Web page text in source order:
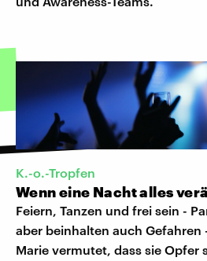
K.-o.-Tropfen
Wenn eine Nacht alles
Feiern, Tanzen und frei sein -
aber beinhalten auch Gefahren
Marie vermutet, dass sie Opfer